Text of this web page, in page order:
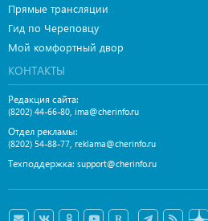
Прямые трансляции
Гид по Череповцу
Мой комфортный двор
КОНТАКТЫ
Редакция сайта:
(8202) 44-66-80, ima@cherinfo.ru
Отдел рекламы:
(8202) 54-88-77, reklama@cherinfo.ru
Техподдержка: support@cherinfo.ru